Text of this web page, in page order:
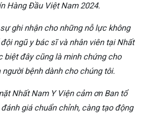
Hàng Đầu Việt Nam 2024.
ghi nhận cho những nỗ lực không
ngũ y bác sĩ và nhân viên tại Nhất
biệt đây cũng là minh chứng cho
bệnh dành cho chúng tôi.
Nhất Nam Y Viện cảm ơn Ban tổ
giá chuẩn chỉnh, càng tạo động